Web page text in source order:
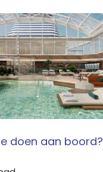
doen aan boord?